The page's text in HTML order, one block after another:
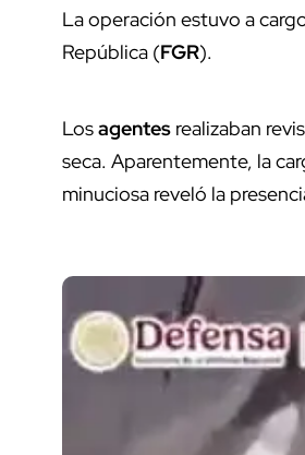
La operación estuvo a
República (FGR).
Losagentes realizaban
seca. Aparentemente, la
minuciosa reveló la